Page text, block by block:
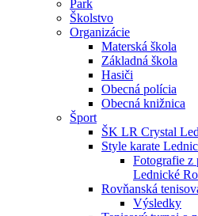
Park
Školstvo
Organizácie
Materská škola
Základná škola
Hasiči
Obecná polícia
Obecná knižnica
Šport
ŠK LR Crystal
Style karate
Fotografie z
Lednické
Rovňanská
Výsledky